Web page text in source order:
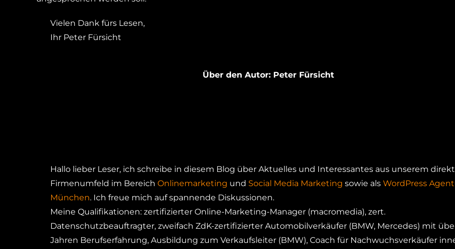
Vielen Dank fürs Lesen,
Ihr Peter Fürsicht
Über den Autor: Peter Fürsicht
Hallo lieber Leser, ich schreibe in diesem Blog über Aktuelles und Interessantes aus unserem
Firmenumfeld im Bereich Onlinemarketing und Social Media Marketing sowie als WordPress
München. Ich freue mich auf spannende Diskussionen.
Meine Qualifikationen: zertifizierter Online-Marketing-Manager (macromedia), zert.
Datenschutzbeauftragter, zweifach ZdK-zertifizierter Automobilverkäufer (BMW, Mercedes) mit
Jahren Berufserfahrung, Ausbildung zum Verkaufsleiter (BMW), Coach für Nachwuchsverkäufer